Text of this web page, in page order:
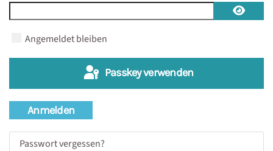
Angemeldet bleiben
Passkey verwenden
Anmelden
Passwort vergessen?